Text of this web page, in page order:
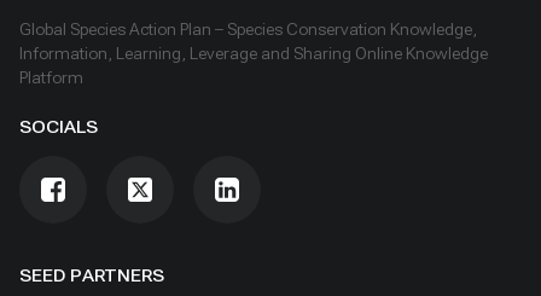
SEED PARTNERS
Global Species Action Plan – Species Conservation Knowledge,
Information, Learning, Leverage and Sharing Online Knowledge
Platform
SOCIALS